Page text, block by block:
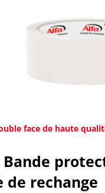
face de haute
de rechange